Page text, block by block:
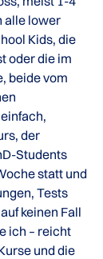
alle lower
Kids, die
oder die im
beide vom
der
Students
statt und
Tests
keinen Fall
ich – reicht
und die